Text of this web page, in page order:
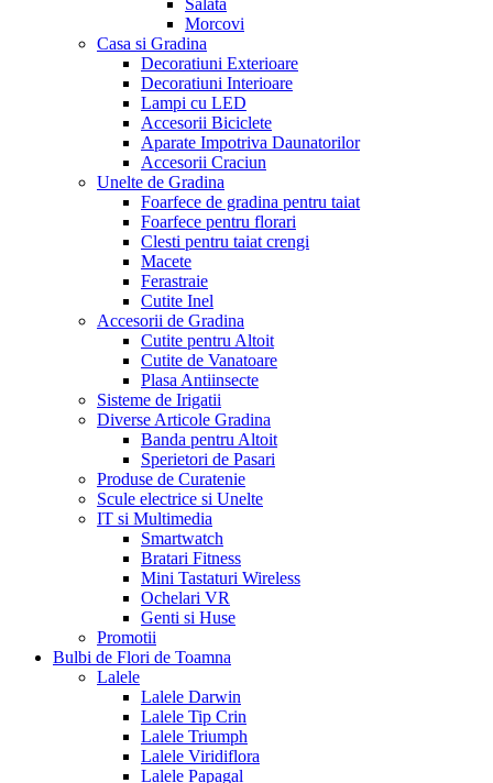
Salata
Morcovi
Casa si Gradina
Decoratiuni Exterioare
Decoratiuni Interioare
Lampi cu LED
Accesorii Biciclete
Aparate Impotriva Daunatorilor
Accesorii Craciun
Unelte de Gradina
Foarfece de gradina pentru taiat
Foarfece pentru florari
Clesti pentru taiat crengi
Macete
Ferastraie
Cutite Inel
Accesorii de Gradina
Cutite pentru Altoit
Cutite de Vanatoare
Plasa Antiinsecte
Sisteme de Irigatii
Diverse Articole Gradina
Banda pentru Altoit
Sperietori de Pasari
Produse de Curatenie
Scule electrice si Unelte
IT si Multimedia
Smartwatch
Bratari Fitness
Mini Tastaturi Wireless
Ochelari VR
Genti si Huse
Promotii
Bulbi de Flori de Toamna
Lalele
Lalele Darwin
Lalele Tip Crin
Lalele Triumph
Lalele Viridiflora
Lalele Papagal